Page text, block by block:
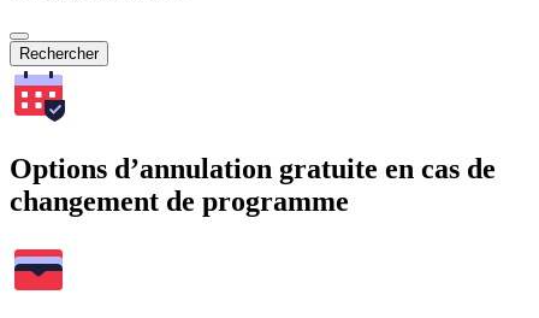
Rechercher
Options d’annulation gratuite en cas de
changement de programme